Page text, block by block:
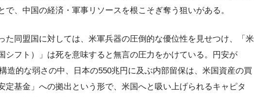
で、中国の経済・軍事リソースを根こそぎ奪う狙いがある。
た同盟国に対しては、米軍兵器の圧倒的な優位性を見せつけ、「米
シフト）」は死を意味すると無言の圧力をかけている。円安が
造的な弱さの中、日本の550兆円に及ぶ内部留保は、米国資産の買
定基金」への拠出という形で、米国へと吸い上げられるキャピタ